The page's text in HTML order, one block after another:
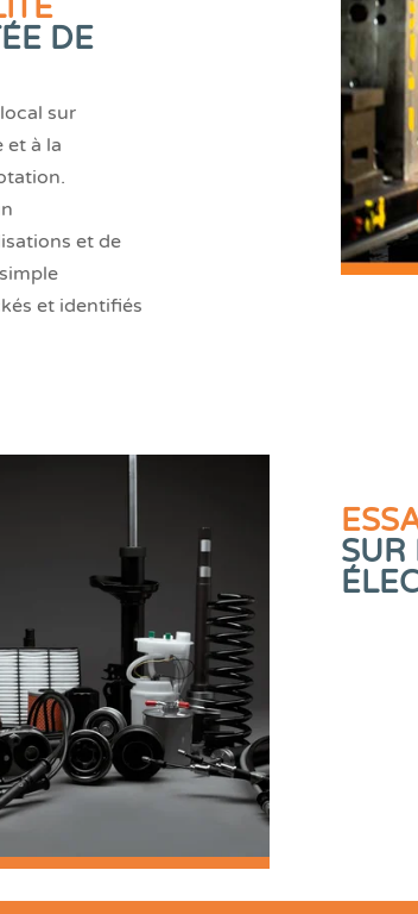
DE
sur
et à la
et de
et identifiés
SUR